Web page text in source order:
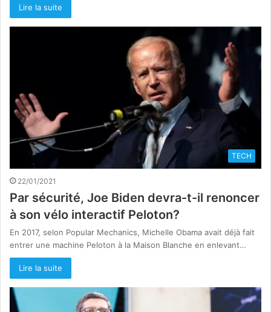
Lire la suite
TECH
22/01/2021
Par sécurité, Joe Biden devra-t-il renoncer
à son vélo interactif Peloton?
En 2017, selon Popular Mechanics, Michelle Obama avait déjà fait
entrer une machine Peloton à la Maison Blanche en enlevant…
Lire la suite